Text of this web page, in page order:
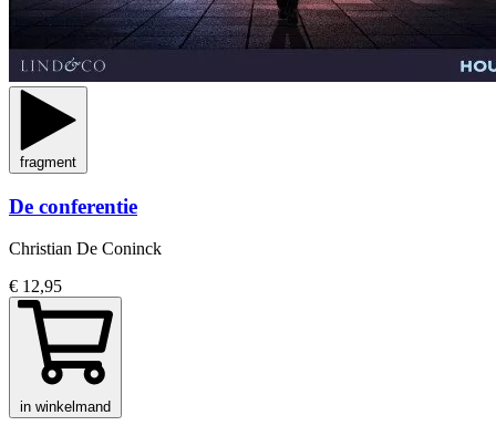
fragment
De conferentie
Christian De Coninck
€ 12,95
in winkelmand